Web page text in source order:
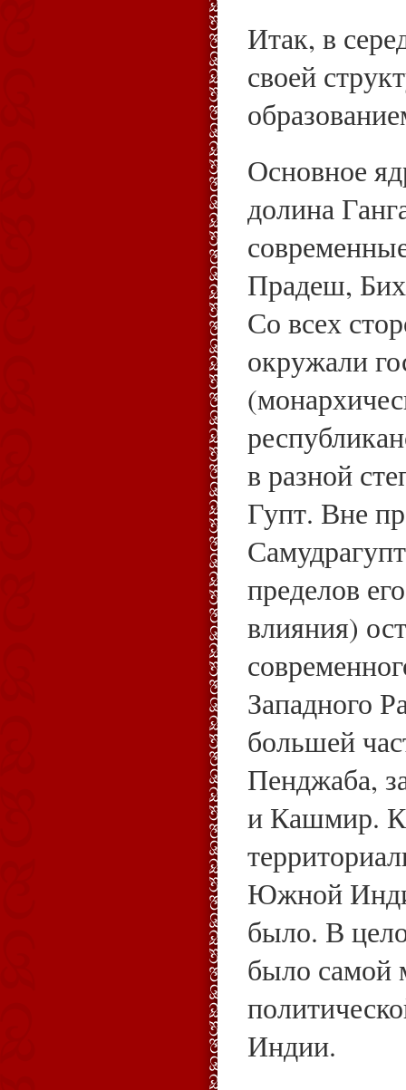
Итак, в
своей
Основное
долина
Прадеш,
Со всех
окружали
в разной
Гупт. Вне
пределов
влияния)
Западного
большей
Пенджаба,
и Кашмир.
Южной
было. В
было
Индии.